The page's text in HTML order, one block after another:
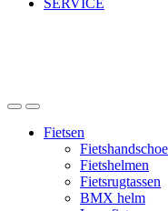
SERVICE
Fietsen
Fietshelmen
Fietsrugtassen
BMX helm